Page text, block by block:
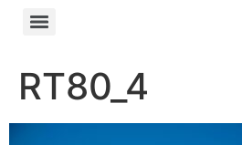
RT80_4